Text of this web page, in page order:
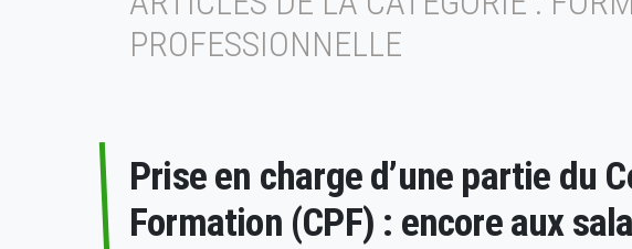
PROFESSIONNELLE
Prise en charge d’une partie du
Formation (CPF) : encore aux